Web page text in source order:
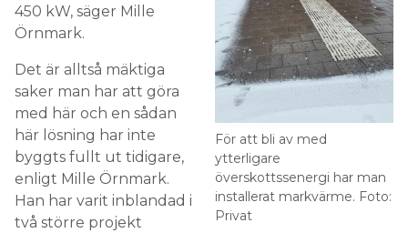
För att bli av med
ytterligare
överskottssenergi har man
installerat markvärme. Foto:
Privat
450 kW, säger Mille
Örnmark.
Det är alltså mäktiga
saker man har att göra
med här och en sådan
här lösning har inte
byggts fullt ut tidigare,
enligt Mille Örnmark.
Han har varit inblandad i
två större projekt